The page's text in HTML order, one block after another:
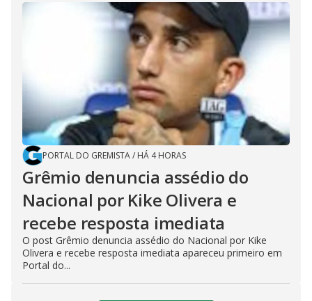
PORTAL DO GREMISTA/ HÁ 4 HORAS
Grêmio denuncia assédio do
Nacional por Kike Olivera e
recebe resposta imediata
O post Grêmio denuncia assédio do Nacional por Kike
Olivera e recebe resposta imediata apareceu primeiro em
Portal do...